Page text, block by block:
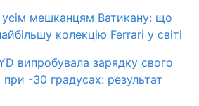
мешканцям Ватикану: що
колекцію Ferrari у світі
випробувала зарядку свого
-30 градусах: результат